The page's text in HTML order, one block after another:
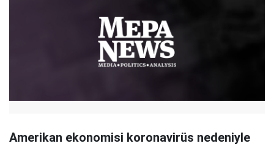
Amerikan ekonomisi koronavirüs nedeniyle